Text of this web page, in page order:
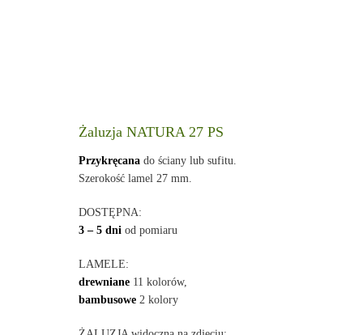
Żaluzja NATURA 27 PS
Przykręcanado ściany lub sufitu.
Szerokość lamel 27 mm.
DOSTĘPNA:
3 – 5 dni od pomiaru
LAMELE:
drewniane11 kolorów,
bambusowe2 kolory